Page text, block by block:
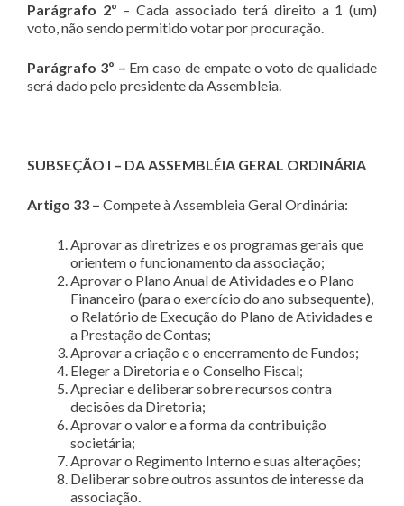
Parágrafo 2º – Cada associado terá direito a 1 (um)
voto, não sendo permitido votar por procuração.
Parágrafo 3º – Em caso de empate o voto de qualidade
será dado pelo presidente da Assembleia.
SUBSEÇÃO I – DA ASSEMBLÉIA GERAL ORDINÁRIA
Artigo 33 – Compete à Assembleia Geral Ordinária:
Aprovar as diretrizes e os programas gerais que
orientem o funcionamento da associação;
Aprovar o Plano Anual de Atividades e o Plano
Financeiro (para o exercício do ano subsequente),
o Relatório de Execução do Plano de Atividades e
a Prestação de Contas;
Aprovar a criação e o encerramento de Fundos;
Eleger a Diretoria e o Conselho Fiscal;
Apreciar e deliberar sobre recursos contra
decisões da Diretoria;
Aprovar o valor e a forma da contribuição
societária;
Aprovar o Regimento Interno e suas alterações;
Deliberar sobre outros assuntos de interesse da
associação.